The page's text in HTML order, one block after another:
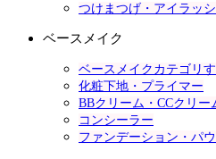
つけまつげ・アイラッ
ベースメイク
ベースメイクカテゴリ
化粧下地・プライマー
BBクリーム・CCクリー
コンシーラー
ファンデーション・パ